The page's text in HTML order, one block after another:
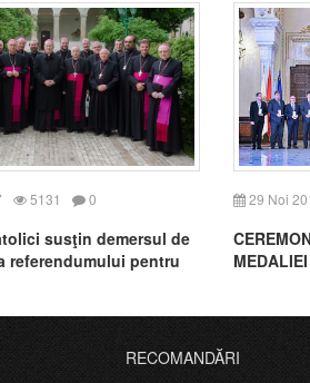
5131 0
susţin demersul de
referendumului pentru
29 Noi
RECOMANDĂRI